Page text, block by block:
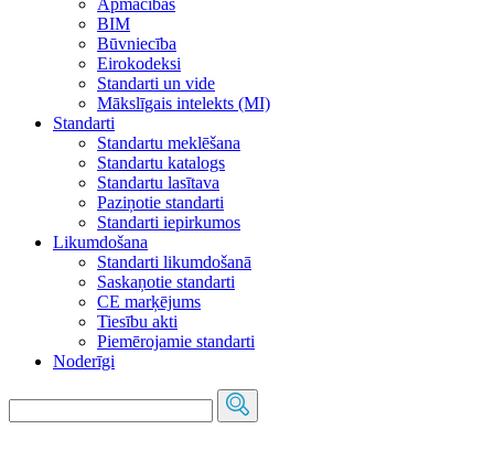
Apmācības
BIM
Būvniecība
Eirokodeksi
Standarti un vide
Mākslīgais intelekts (MI)
Standarti
Standartu meklēšana
Standartu katalogs
Standartu lasītava
Paziņotie standarti
Standarti iepirkumos
Likumdošana
Standarti likumdošanā
Saskaņotie standarti
CE marķējums
Tiesību akti
Piemērojamie standarti
Noderīgi